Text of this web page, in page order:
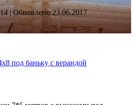
| Обновлено 23.06.2017
под баньку с верандой